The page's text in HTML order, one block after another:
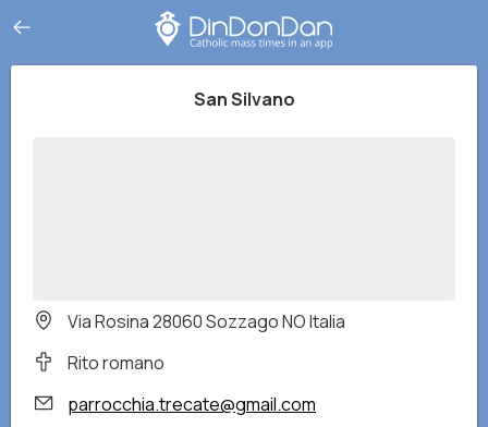
San Silvano
Via Rosina 28060 Sozzago NO Italia
Rito romano
parrocchia.trecate@gmail.com